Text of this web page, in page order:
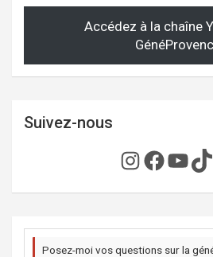
Accédez à la chaîne
Suivez-nous
Posez-moi vos questions sur la